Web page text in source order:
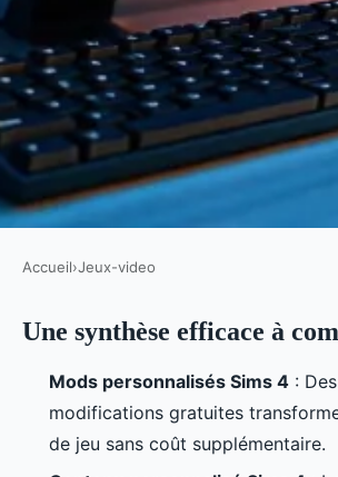
10 mods
améliorer votre Sims 4
Sabin•06/07/2026 15:06•8 min de lecture
Accueil›Jeux-video
Une synthèse efficace à
Mods personnalisés Sims 4 :
modifications gratuites
de jeu sans coût supplémentaire.